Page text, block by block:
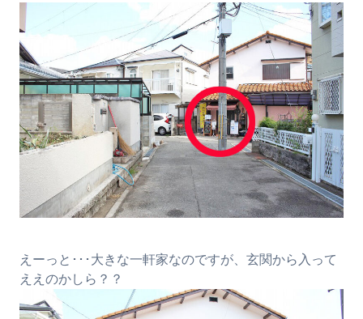
えーっと･･･大きな一軒家なのですが、玄関から入って
ええのかしら？？